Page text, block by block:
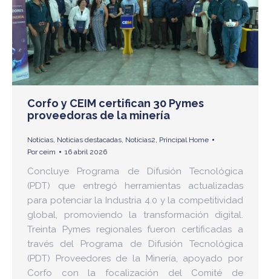
Corfo y CEIM certifican 30 Pymes
proveedoras de la minería
Noticias Noticias destacadas Noticias2 Principal Home
Porceim 16 abril 2026
Concluye Programa de Difusión Tecnológica
(PDT) que entregó herramientas actualizadas
para potenciar la Industria 4.0 y la competitividad
global, promoviendo la transformación digital.
Treinta Pymes regionales fueron certificadas a
través del Programa de Difusión Tecnológica
(PDT) Proveedores de la Minería, apoyado por
Corfo con la focalización del Comité de